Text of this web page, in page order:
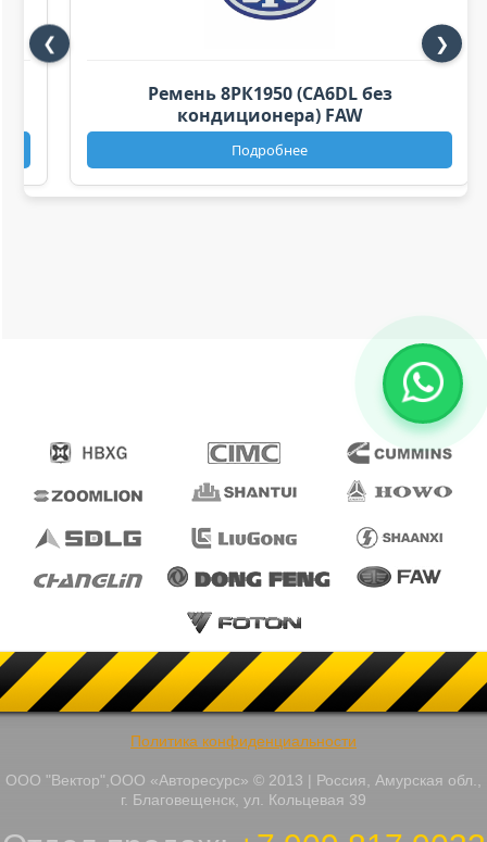
Политика конфиденциальности
ООО "Вектор",ООО «Авторесурс» © 2013 | Россия, Амурская обл.,
г. Благовещенск, ул. Кольцевая 39